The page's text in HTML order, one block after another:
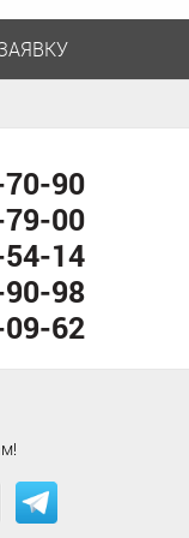
созданные
туристам из
90
00
14
98
62